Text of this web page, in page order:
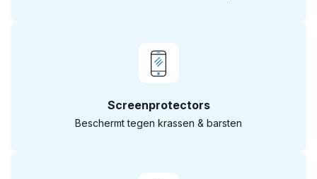
Screenprotectors
Beschermt tegen krassen & barsten